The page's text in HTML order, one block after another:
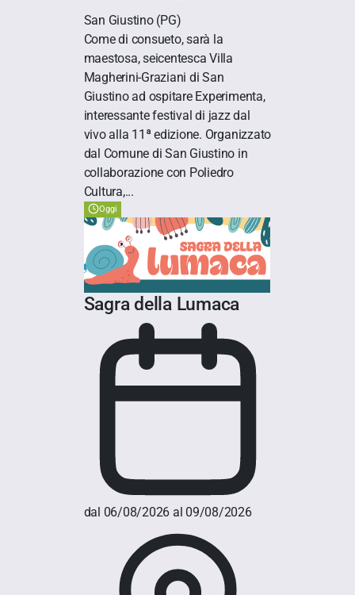
San Giustino (PG)
Come di consueto, sarà la
maestosa, seicentesca Villa
Magherini-Graziani di San
Giustino ad ospitare Experimenta,
interessante festival di jazz dal
vivo alla 11ª edizione. Organizzato
dal Comune di San Giustino in
collaborazione con Poliedro
Cultura,...
Oggi
Sagra della Lumaca
dal 06/08/2026 al 09/08/2026